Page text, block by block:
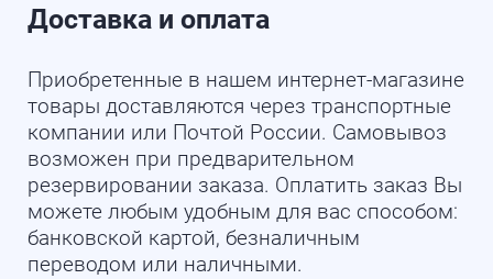
Доставка и оплата
Приобретенные в нашем интернет-магазине
товары доставляются через транспортные
компании или Почтой России. Самовывоз
возможен при предварительном
резервировании заказа. Оплатить заказ Вы
можете любым удобным для вас способом:
банковской картой, безналичным
переводом или наличными.